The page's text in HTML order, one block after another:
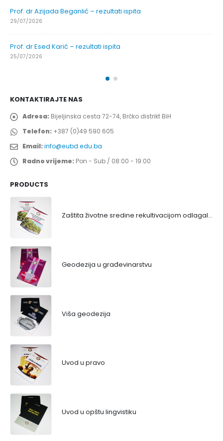
Prof. dr Azijada Beganlić – rezultati ispita
29/07/2026
Prof. dr Esed Karić – rezultati ispita
25/07/2026
KONTAKTIRAJTE NAS
Adresa: Bijeljinska cesta 72-74, Brčko distrikt BiH
Telefon: +387 (0)49 590 605
Email:info@eubd.edu.ba
Radno vrijeme: Pon - Sub / 08:00 - 19:00
PRODUCTS
Zaštita životne sredine rekultivacijom odlagališta
Geodezija u građevinarstvu
Viša geodezija
Uvod u pravo
Uvod u opštu lingvistiku